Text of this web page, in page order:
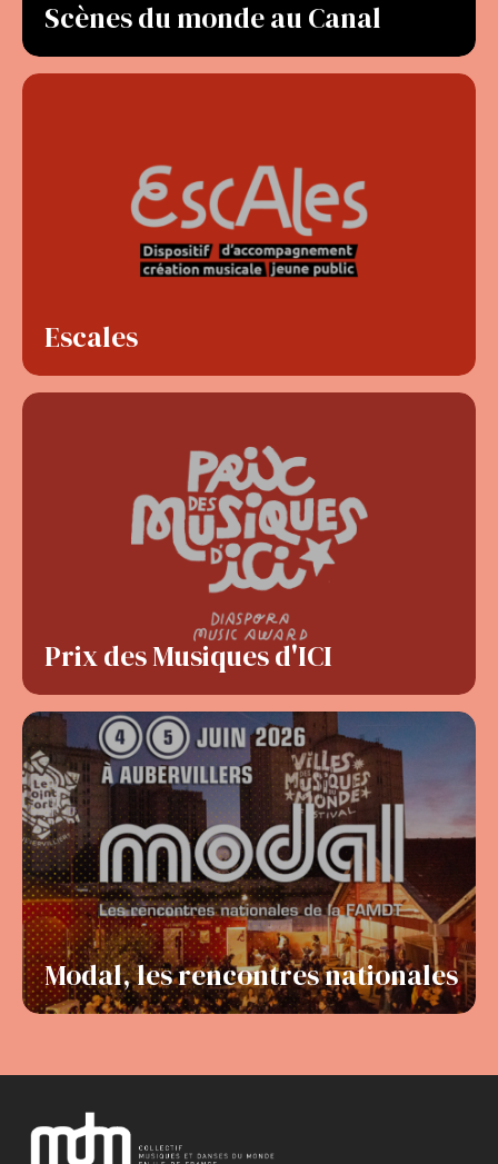
Scènes du monde au Canal
Escales
Prix des Musiques d'ICI
Modal, les rencontres nationales